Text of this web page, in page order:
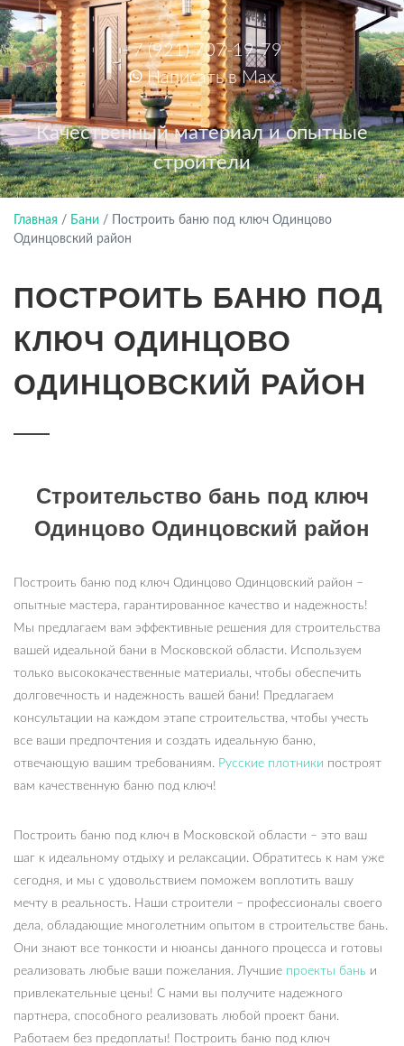
+7 (921) 707-19-79
Написать в Max
Качественный материал и опытные
строители
Главная / Бани /
Построить баню под ключ Одинцово
Одинцовский район
ПОСТРОИТЬ БАНЮ ПОД
КЛЮЧ ОДИНЦОВО
ОДИНЦОВСКИЙ РАЙОН
Строительство бань под ключ
Одинцово Одинцовский район
Построить баню под ключ Одинцово Одинцовский район –
опытные мастера, гарантированное качество и надежность!
Мы предлагаем вам эффективные решения для строительства
вашей идеальной бани в Московской области. Используем
только высококачественные материалы, чтобы обеспечить
долговечность и надежность вашей бани! Предлагаем
консультации на каждом этапе строительства, чтобы учесть
все ваши предпочтения и создать идеальную баню,
отвечающую вашим требованиям. Русские плотники построят
вам качественную баню под ключ!
Построить баню под ключ в Московской области – это ваш
шаг к идеальному отдыху и релаксации. Обратитесь к нам уже
сегодня, и мы с удовольствием поможем воплотить вашу
мечту в реальность. Наши строители – профессионалы своего
дела, обладающие многолетним опытом в строительстве бань.
Они знают все тонкости и нюансы данного процесса и готовы
реализовать любые ваши пожелания. Лучшие проекты бань и
привлекательные цены! С нами вы получите надежного
партнера, способного реализовать любой проект бани.
Работаем без предоплаты! Построить баню под ключ